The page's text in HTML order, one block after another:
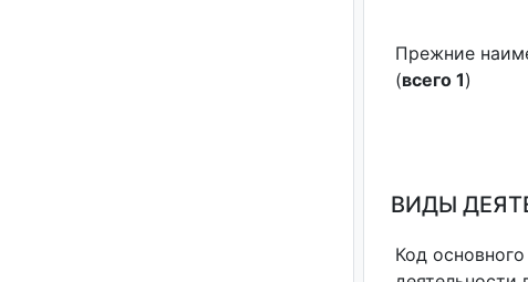
Прежние
(всего 1)
ВИДЫ
Код